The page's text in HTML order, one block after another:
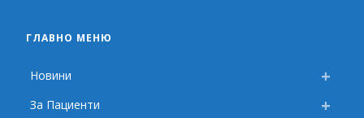
ГЛАВНО МЕНЮ
Новини
За Пациенти